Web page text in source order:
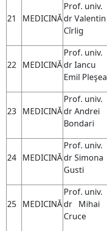
21 MEDICINĂ
Prof. univ.
dr Valentin
Cîrlig
22 MEDICINĂ
Prof. univ.
dr Iancu
Emil Pleşea
23 MEDICINĂ
Prof. univ.
dr Andrei
Bondari
24 MEDICINĂ
Prof. univ.
dr Simona
Gusti
25 MEDICINĂ
Prof. univ.
dr Mihai
Cruce